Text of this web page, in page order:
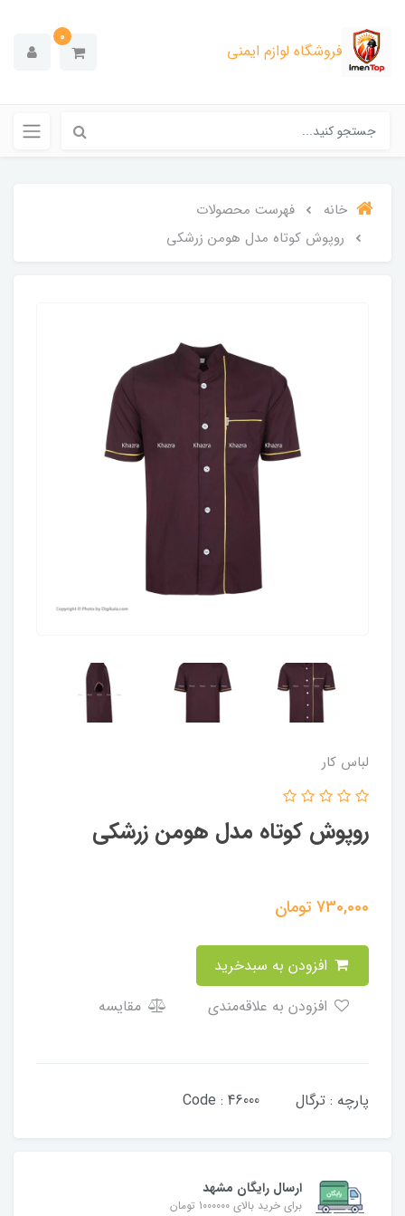
فروشگاه لوازم ایمنی
0
خانه
فهرست محصولات
روپوش کوتاه مدل هومن زرشکی
لباس کار
روپوش کوتاه مدل هومن زرشکی
730,000تومان
مقایسه
پارچه : ترگال Code : 46000
ارسال رایگان مشهد
برای خرید بالای 1000000 تومان